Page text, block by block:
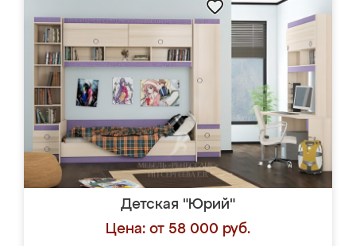
Детская "Юрий"
Цена: от 58 000 руб.